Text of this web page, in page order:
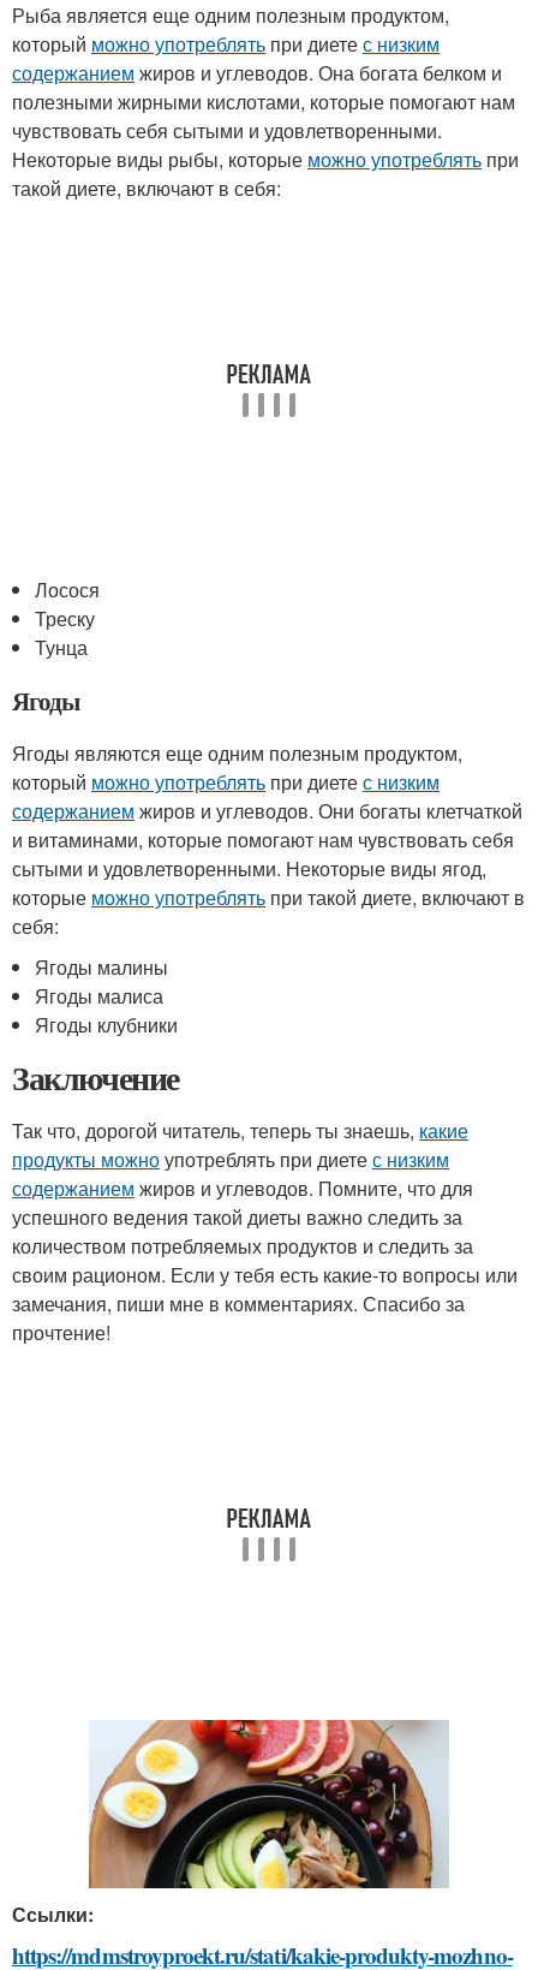
Рыба является еще одним полезным продуктом,
который можно употреблять при диетес низким
содержанием жиров и углеводов. Она богата белком и
полезными жирными кислотами, которые помогают нам
чувствовать себя сытыми и удовлетворенными.
Некоторые виды рыбы, которые можно употреблять при
такой диете, включают в себя:
Лосося
Треску
Тунца
Ягоды
Ягоды являются еще одним полезным продуктом,
который можно употреблять при диетес низким
содержанием жиров и углеводов. Они богаты клетчаткой
и витаминами, которые помогают нам чувствовать себя
сытыми и удовлетворенными. Некоторые виды ягод,
которые можно употреблять при такой диете, включают в
себя:
Ягоды малины
Ягоды малиса
Ягоды клубники
Заключение
Так что, дорогой читатель, теперь ты знаешь, какие
продукты можноупотреблять при диетес низким
содержанием жиров и углеводов. Помните, что для
успешного ведения такой диеты важно следить за
количеством потребляемых продуктов и следить за
своим рационом. Если у тебя есть какие-то вопросы или
замечания, пиши мне в комментариях. Спасибо за
прочтение!
Ссылки:
https://mdmstroyproekt.ru/stati/kakie-produkty-mozhno-